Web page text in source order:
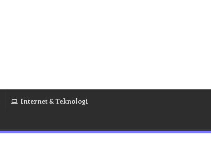
Internet & Teknologi